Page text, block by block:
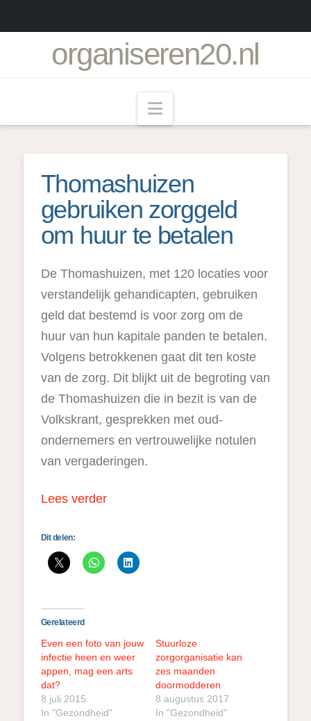
organiseren20.nl
Navigation
Thomashuizen
gebruiken zorggeld
om huur te betalen
De Thomashuizen, met 120 locaties voor
verstandelijk gehandicapten, gebruiken
geld dat bestemd is voor zorg om de
huur van hun kapitale panden te betalen.
Volgens betrokkenen gaat dit ten koste
van de zorg. Dit blijkt uit de begroting van
de Thomashuizen die in bezit is van de
Volkskrant, gesprekken met oud-
ondernemers en vertrouwelijke notulen
van vergaderingen.
Lees verder
Dit delen:
Gerelateerd
Even een foto van jouw
infectie heen en weer
appen, mag een arts
dat?
8 juli 2015
In "Gezondheid"
Stuurloze
zorgorganisatie kan
zes maanden
doormodderen
8 augustus 2017
In "Gezondheid"